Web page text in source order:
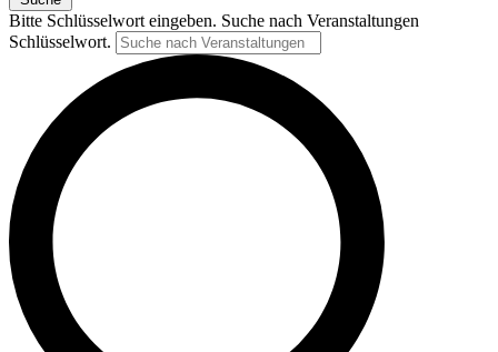
Bitte Schlüsselwort eingeben. Suche nach Veranstaltungen
Schlüsselwort.